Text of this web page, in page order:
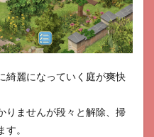
綺麗になっていく庭が爽快
りませんが段々と解除、掃
。